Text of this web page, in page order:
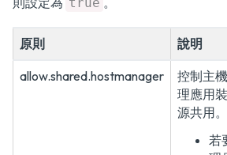
原則 說明
allow.shared.hostmanager
控制主
理應用
源共用。
若